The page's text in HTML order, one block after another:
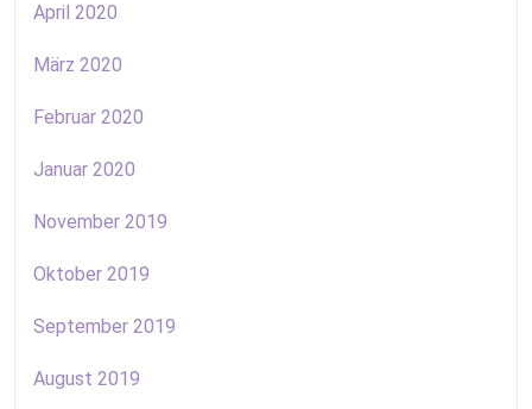
April 2020
März 2020
Februar 2020
Januar 2020
November 2019
Oktober 2019
September 2019
August 2019